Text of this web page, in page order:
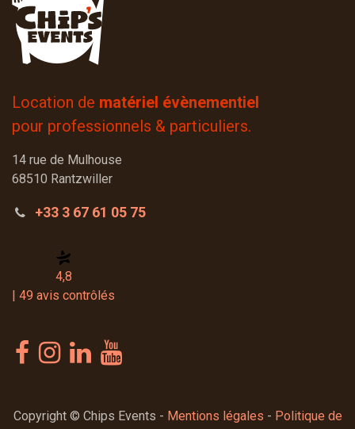
Location de matériel évènementiel
pour professionnels & particuliers.
14 rue de Mulhouse
68510 Rantzwiller
+33 3 67 61 05 75
4,8
| 49 avis contrôlés
Copyright © Chips Events - Mentions légales - Politique de